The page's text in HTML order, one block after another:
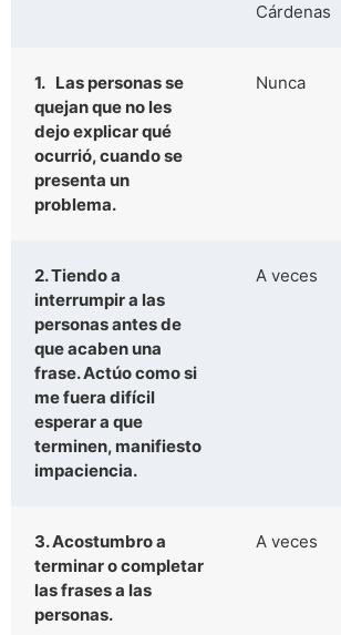
Cárdenas
1. Las personas se
quejan que no les
dejo explicar qué
ocurrió, cuando se
presenta un
problema.
Nunca
2. Tiendo a
interrumpir a las
personas antes de
que acaben una
frase. Actúo como si
me fuera difícil
esperar a que
terminen, manifiesto
impaciencia.
A veces
3. Acostumbro a
terminar o completar
las frases a las
personas.
A veces